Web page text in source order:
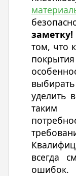
заметку!
том, что
уделить
таким
всегда
ошибок.